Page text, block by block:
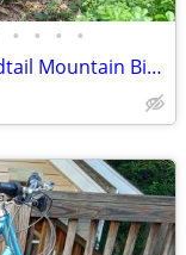
• • • •
Vintage Specialized Rockhopper Hardtail Mountain Bike (Medium)